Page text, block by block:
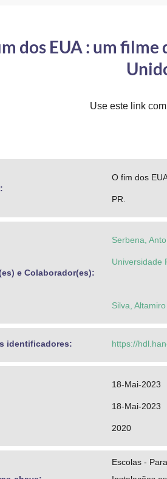
dos EUA : um
Use este link
O fim dos
PR.
e Colaborador(es):
Serbena,
Universidade
Silva,
identificadores: https://
18-Mai-2023
18-Mai-2023
2020
Escolas -